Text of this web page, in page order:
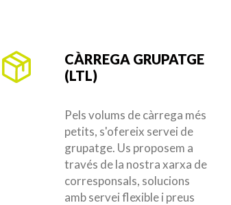
CÀRREGA GRUPATGE
(LTL)
Pels volums de càrrega més
petits, s'ofereix servei de
grupatge. Us proposem a
través de la nostra xarxa de
corresponsals, solucions
amb servei flexible i preus